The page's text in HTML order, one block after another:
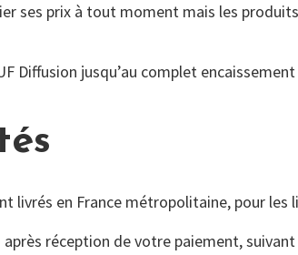
ses prix à tout moment mais les
Diffusion jusqu’au complet
livrés en France métropolitaine, pour les
réception de votre paiement,